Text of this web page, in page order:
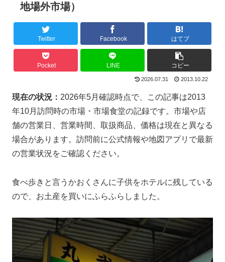
地場外市場）
Twitter Facebook はてブ
Pocket LINE コピー
2026.07.31 2013.10.22
現在の状況： 2026年5月確認時点で、この記事は2013
年10月訪問時の市場・市場食堂の記録です。市場や店
舗の営業日、営業時間、取扱商品、価格は現在と異なる
場合があります。訪問前に公式情報や地図アプリで最新
の営業状況をご確認ください。
食べ歩きと言うかおくさんに子供をホテルに残している
ので、お土産を買いにふらふらしました。